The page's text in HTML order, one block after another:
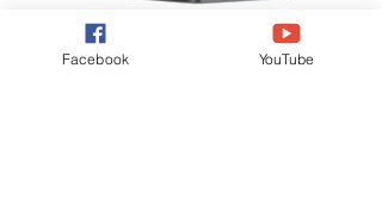
Facebook YouTube